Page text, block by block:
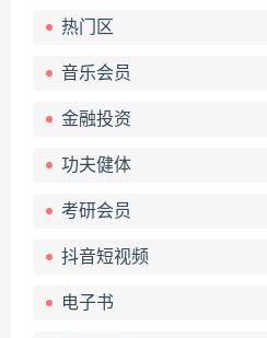
热门区
音乐会员
金融投资
功夫健体
考研会员
抖音短视频
电子书